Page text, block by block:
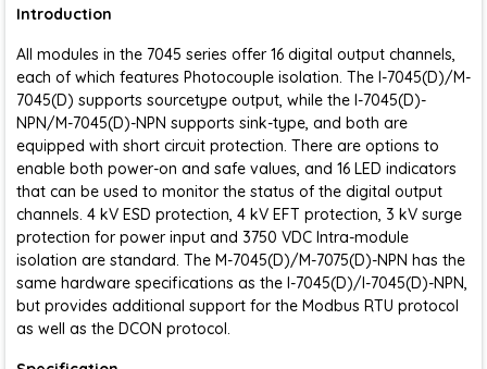
Introduction
All modules in the 7045 series offer 16 digital output channels,
each of which features Photocouple isolation. The I-7045(D)/M-
7045(D) supports sourcetype output, while the I-7045(D)-
NPN/M-7045(D)-NPN supports sink-type, and both are
equipped with short circuit protection. There are options to
enable both power-on and safe values, and 16 LED indicators
that can be used to monitor the status of the digital output
channels. 4 kV ESD protection, 4 kV EFT protection, 3 kV surge
protection for power input and 3750 VDC Intra-module
isolation are standard. The M-7045(D)/M-7075(D)-NPN has the
same hardware specifications as the I-7045(D)/I-7045(D)-NPN,
but provides additional support for the Modbus RTU protocol
as well as the DCON protocol.